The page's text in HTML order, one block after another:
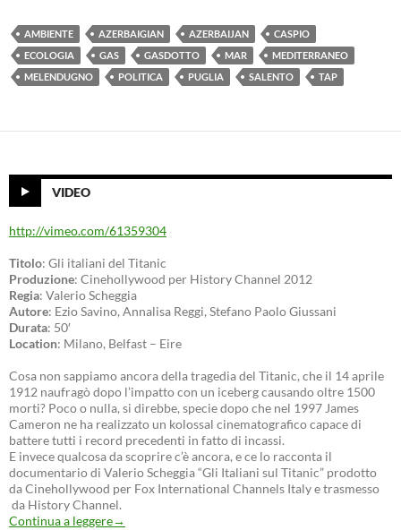
AMBIENTE AZERBAIGIAN AZERBAIJAN
CASPIO
ECOLOGIA
GAS GASDOTTO MAR
MEDITERRANEO
MELENDUGNO
POLITICA PUGLIA SALENTO TAP
VIDEO
http://vimeo.com/61359304
Titolo: Gli italiani del Titanic
Produzione: Cinehollywood per History Channel 2012
Regia: Valerio Scheggia
Autore: Ezio Savino, Annalisa Reggi, Stefano Paolo Giussani
Durata: 50′
Location: Milano, Belfast – Eire
Cosa non sappiamo ancora della tragedia del Titanic, che il 14 aprile
1912 naufragò dopo l’impatto con un iceberg causando oltre 1500
morti? Poco o nulla, si direbbe, specie dopo che nel 1997 James
Cameron ne ha realizzato un kolossal cinematografico capace di
battere tutti i record precedenti in fatto di incassi.
E invece qualcosa da scoprire c’è ancora, e ce lo racconta il
documentario di Valerio Scheggia “Gli Italiani sul Titanic” prodotto
da Cinehollywood per Fox International Channels Italy e trasmesso
da History Channel.
Continua a leggere→